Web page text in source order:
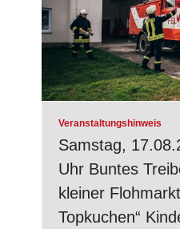
Veranstaltungshinweis
Samstag,
Uhr Buntes
kleiner
Topkuchen“